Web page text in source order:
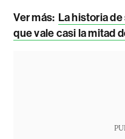
Ver más: La historia
que vale casi la mitad